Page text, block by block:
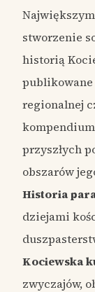
stworzenie
historią
publikowane
regionalnej
przyszłych
obszarów
Historia
dziejami
Kociewska
zwyczajów,